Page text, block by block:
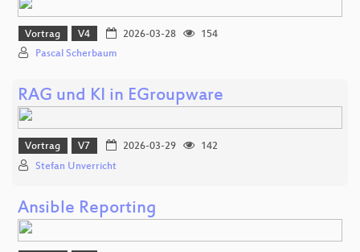
Vortrag V4 2026-03-28
154
Pascal Scherbaum
RAG und KI in EGroupware
Vortrag V7 2026-03-29
142
Stefan Unverricht
Ansible Reporting